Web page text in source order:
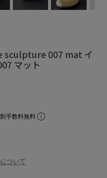
sculpture 007 mat イ
マット
手数料無料
ついて